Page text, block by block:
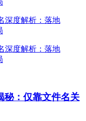
秘：仅靠文件名关